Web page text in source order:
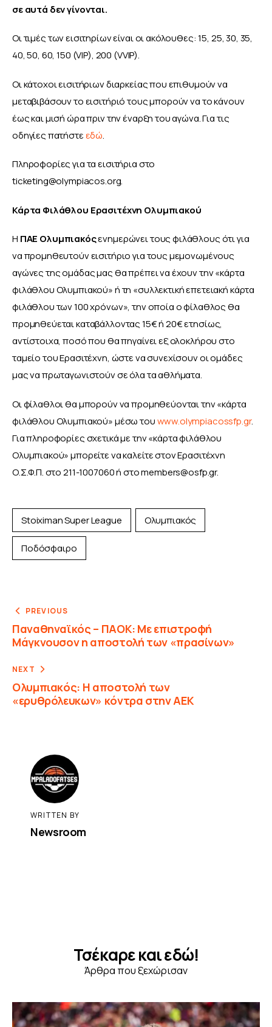
σε αυτά δεν γίνονται.
Οι τιμές των εισιτηρίων είναι οι ακόλουθες: 15, 25, 30, 35,
40, 50, 60, 150 (VIP), 200 (VVIP).
Οι κάτοχοι εισιτήριων διαρκείας που επιθυμούν να
μεταβιβάσουν το εισιτήριό τους μπορούν να το κάνουν
έως και μισή ώρα πριν την έναρξη του αγώνα. Για τις
οδηγίες πατήστε εδώ.
Πληροφορίες για τα εισιτήρια στο
ticketing@olympiacos.org.
Κάρτα Φιλάθλου Ερασιτέχνη Ολυμπιακού
Η ΠΑΕ Ολυμπιακός ενημερώνει τους φιλάθλους ότι για
να προμηθευτούν εισιτήριο για τους μεμονωμένους
αγώνες της ομάδας μας θα πρέπει να έχουν την «κάρτα
φιλάθλου Ολυμπιακού» ή τη «συλλεκτική επετειακή κάρτα
φιλάθλου των 100 χρόνων», την οποία ο φίλαθλος θα
προμηθεύεται καταβάλλοντας 15€ ή 20€ ετησίως,
αντίστοιχα, ποσό που θα πηγαίνει εξ ολοκλήρου στο
ταμείο του Ερασιτέχνη, ώστε να συνεχίσουν οι ομάδες
μας να πρωταγωνιστούν σε όλα τα αθλήματα.
Οι φίλαθλοι θα μπορούν να προμηθεύονται την «κάρτα
φιλάθλου Ολυμπιακού» μέσω του www.olympiacossfp.gr.
Για πληροφορίες σχετικά με την «κάρτα φιλάθλου
Ολυμπιακού» μπορείτε να καλείτε στον Ερασιτέχνη
Ο.Σ.Φ.Π. στο 211-1007060 ή στο members@osfp.gr.
Stoiximan Super League Ολυμπιακός
Ποδόσφαιρο
PREVIOUS
Παναθηναϊκός – ΠΑΟΚ: Με επιστροφή
Μάγκνουσον η αποστολή των «πρασίνων»
NEXT
Ολυμπιακός: Η αποστολή των
«ερυθρόλευκων» κόντρα στην ΑΕΚ
WRITTEN BY
Newsroom
Τσέκαρε και εδώ!
Άρθρα που ξεχώρισαν